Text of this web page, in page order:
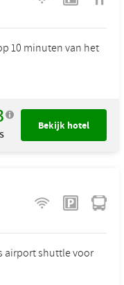
airport shuttle voor
10 minuten van het
Bekijk hotel